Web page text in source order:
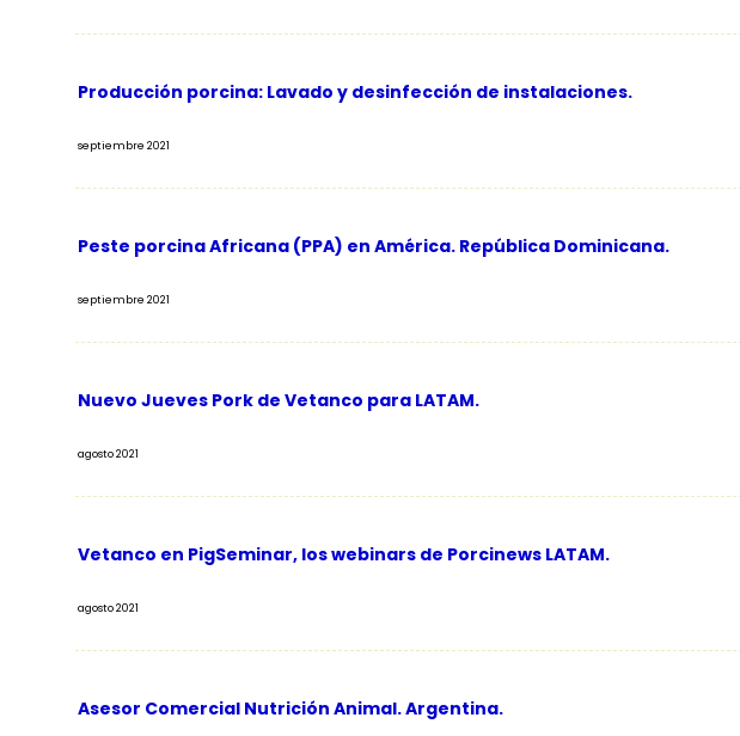
Producción porcina: Lavado y desinfección de instalaciones.
septiembre 2021
Peste porcina Africana (PPA) en América. República Dominicana.
septiembre 2021
Nuevo Jueves Pork de Vetanco para LATAM.
agosto 2021
Vetanco en PigSeminar, los webinars de Porcinews LATAM.
agosto 2021
Asesor Comercial Nutrición Animal. Argentina.